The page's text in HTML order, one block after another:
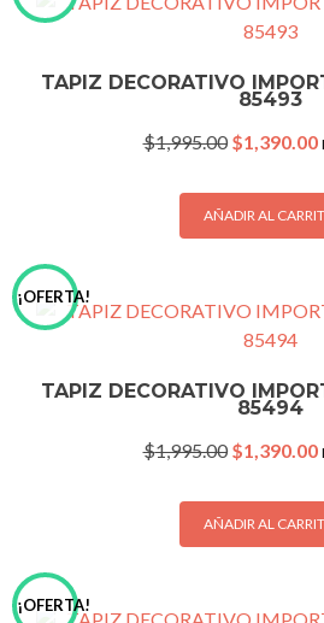
TAPIZ DECORATIVO
85493
$1,995.00 Original
was:
$1,995.00.
$1,390.00
AÑADIR AL
¡OFERTA!
TAPIZ DECORATIVO
85494
$1,995.00 Original
was:
$1,995.00.
$1,390.00
AÑADIR AL
¡OFERTA!